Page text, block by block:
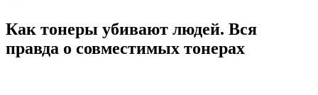
Как тонеры убивают людей. Вся
правда о совместимых тонерах